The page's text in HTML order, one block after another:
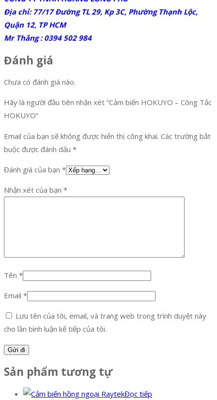
Địa chỉ: 77/17 Đường TL 29, Kp 3C, Phường Thạnh Lộc,
Quận 12, TP HCM
Mr Thắng : 0394 502 984
Đánh giá
Chưa có đánh giá nào.
Hãy là người đầu tiên nhận xét “Cảm biến HOKUYO – Công Tắc
HOKUYO”
Email của bạn sẽ không được hiển thị công khai. Các trường bắt
buộc được đánh dấu *
Đánh giá của bạn *
Nhận xét của bạn *
Tên *
Email *
Lưu tên của tôi, email, và trang web trong trình duyệt này
cho lần bình luận kế tiếp của tôi.
Sản phẩm tương tự
Đọc tiếp